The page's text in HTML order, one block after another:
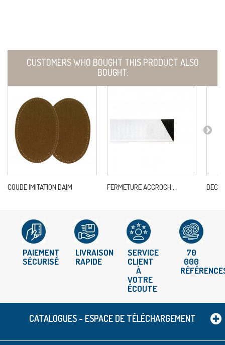
CUSTOMERS WHO BOUGHT THIS PRODUCT ALSO
BOUGHT:
COUDE IMITATION DAIM FERMETURE ACCROCH...
PAIEMENT
SÉCURISÉ
LIVRAISON
RAPIDE
SERVICE
CLIENT
À
VOTRE
ÉCOUTE
70
000
CATALOGUES - ESPACE DE TÉLÉCHARGEMENT